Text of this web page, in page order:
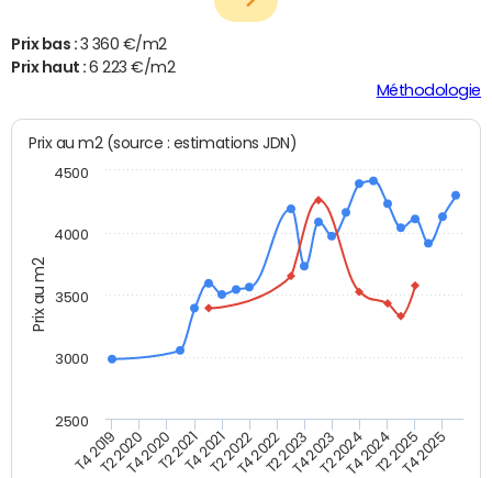
Prix bas : 3 360 €/m2
Prix haut :6 223 €/m2
Méthodologie
Prix au m2
Prix au m2 (source : estimations JDN)
T4 2019T2 2020T4 2020T2 2021T4 2021T2 2022T4 2022T2 2023T4 2023T2 2024T4 2024T2 2025T4 2025
2500
3000
3500
4000
4500